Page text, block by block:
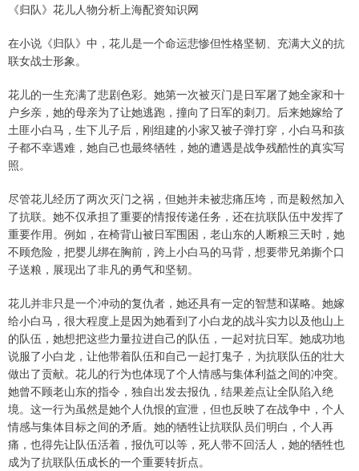
《归队》花儿人物分析上海配资知识网
在小说《归队》中，花儿是一个命运悲惨但性格坚韧、充满大义的抗
联女战士形象。
花儿的一生充满了悲剧色彩。她第一次被灭门是日军屠了她全家和十
户乡亲，她的母亲为了让她逃跑，撞向了日军的刺刀。后来她嫁给了
土匪小白马，生下儿子后，刚组建的小家又被子弹打穿，小白马和孩
子都不幸遇难，她自己也最终牺牲，她的遭遇是战争残酷性的真实写
照。
尽管花儿经历了两次灭门之祸，但她并未被悲痛压垮，而是毅然加入
了抗联。她不仅承担了重要的情报传递任务，还在抗联队伍中发挥了
重要作用。例如，在椅背山被日军围困，老山东的人断粮三天时，她
不顾危险，把婴儿绑在胸前，跨上小白马的马背，想要带兄弟撕个口
子送粮，展现出了非凡的勇气和坚韧。
花儿并非只是一个冲动的复仇者，她还具有一定的智慧和谋略。她嫁
给小白马，很大程度上是因为她看到了小白龙的战斗实力以及他山上
的队伍，她想把这些力量拉进自己的队伍，一起对抗日军。她成功地
说服了小白龙，让他带着队伍和自己一起打鬼子，为抗联队伍的壮大
做出了贡献。花儿的行为也体现了个人情感与集体利益之间的冲突。
她曾不顾老山东的指令，独自出发去报仇，结果差点让全队陷入绝
境。这一行为虽然是她个人仇恨的宣泄，但也反映了在战争中，个人
情感与集体目标之间的矛盾。她的牺牲让抗联队员们明白，个人再
痛，也得先让队伍活着，报仇可以等，死人带不回活人，她的牺牲也
成为了抗联队伍成长的一个重要转折点。